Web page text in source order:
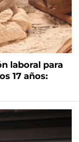
laboral para
17 años: